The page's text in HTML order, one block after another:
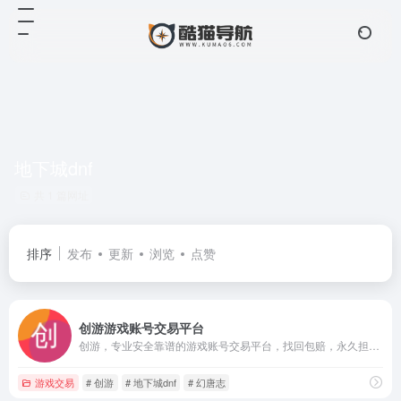
排序 发布 更新 浏览 点赞
创游游戏账号交易平台
游戏交易 # 创游 # 地下城dnf # 幻唐志